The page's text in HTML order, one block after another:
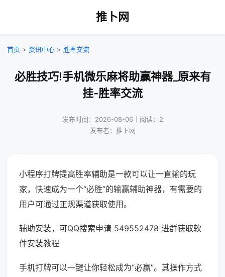
推卜网
首页 > 资讯中心 > 胜率交流
必胜技巧!手机微乐麻将助赢神器_原来有
挂-胜率交流
发布时间：2026-08-06｜阅读：2
发布者：推卜网
小程序打牌提高胜率辅助是一款可以让一直输的玩
家，快速成为一个“必胜”的输赢辅助神器，有需要的
用户可通过正规渠道获取使用。
辅助安装，可QQ搜索申请 549552478 进群获取软
件安装教程
手机打牌可以一键让你轻松成为“必赢”。其操作方式